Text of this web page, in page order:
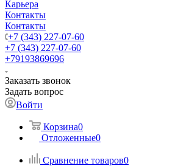
Карьера
Контакты
Контакты
+7 (343) 227-07-60
+7 (343) 227-07-60
+79193869696
Заказать звонок
Задать вопрос
Войти
Корзина0
Отложенные0
Сравнение товаров0